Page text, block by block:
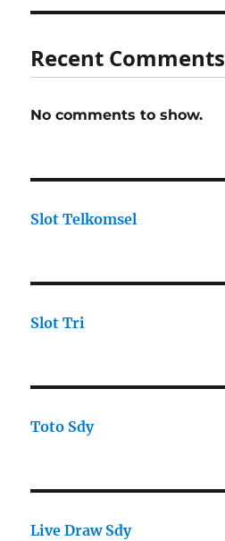
Recent Comments
No comments to show.
Slot Telkomsel
Slot Tri
Toto Sdy
Live Draw Sdy